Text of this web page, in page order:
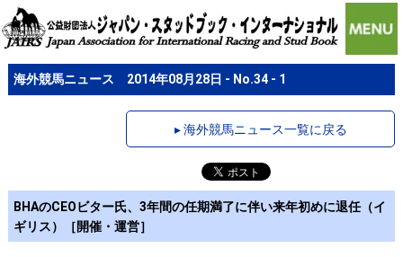
海外競馬ニュース 2014年08月28日 - No.34 - 1
▸ 海外競馬ニュース一覧に戻る
BHAのCEOビター氏、3年間の任期満了に伴い来年初めに退任（イ
ギリス）［開催・運営］